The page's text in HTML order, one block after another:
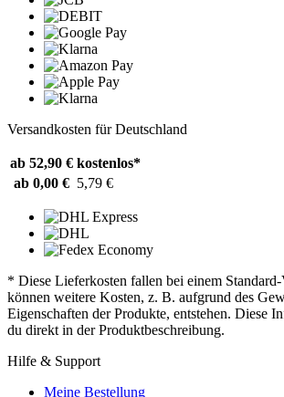
Versandkosten für Deutschland
ab 52,90 € kostenlos*
ab 0,00 € 5,79 €
* Diese Lieferkosten fallen bei einem Standard-
können weitere Kosten, z. B. aufgrund des
Eigenschaften der Produkte, entstehen. Diese
du direkt in der Produktbeschreibung.
Hilfe & Support
Meine Bestellung